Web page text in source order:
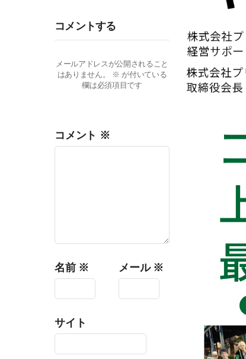
コメントする
メールアドレスが公開されること
はありません。
※ が付いている
欄は必須項目です
コメント ※
名前 ※ メール ※
サイト